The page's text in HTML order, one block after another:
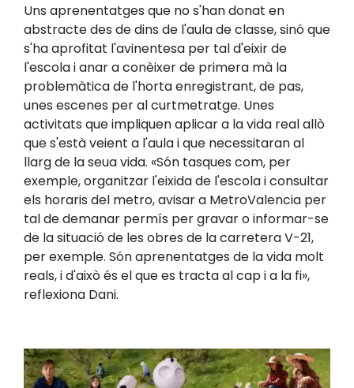
Uns aprenentatges que no s'han donat en
abstracte des de dins de l'aula de classe, sinó que
s'ha aprofitat l'avinentesa per tal d'eixir de
l'escola i anar a conèixer de primera mà la
problemàtica de l'horta enregistrant, de pas,
unes escenes per al curtmetratge. Unes
activitats que impliquen aplicar a la vida real allò
que s'està veient a l'aula i que necessitaran al
llarg de la seua vida. «Són tasques com, per
exemple, organitzar l'eixida de l'escola i consultar
els horaris del metro, avisar a MetroValencia per
tal de demanar permís per gravar o informar-se
de la situació de les obres de la carretera V-21,
per exemple. Són aprenentatges de la vida molt
reals, i d'això és el que es tracta al cap i a la fi»,
reflexiona Dani.